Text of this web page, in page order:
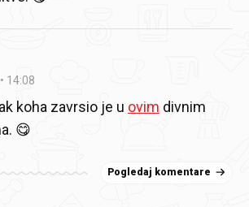
14:08
koha zavrsio je u ovim divnim
😋
Pogledaj komentare